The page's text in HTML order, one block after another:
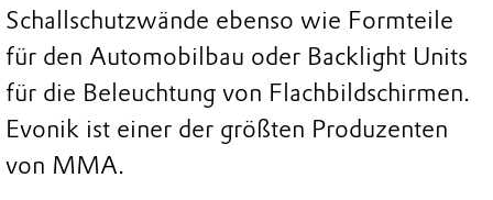
Schallschutzwände ebenso wie Formteile
für den Automobilbau oder Backlight Units
für die Beleuchtung von Flachbildschirmen.
Evonik ist einer der größten Produzenten
von MMA.